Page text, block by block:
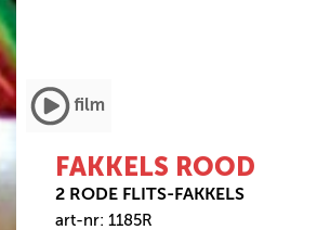
SINGLE SHOTS
CAT.F1 VUURWERK
BOMB BAGS
FAKKELS ROOD
2 RODE FLITS-FAKKELS
art-nr: 1185R